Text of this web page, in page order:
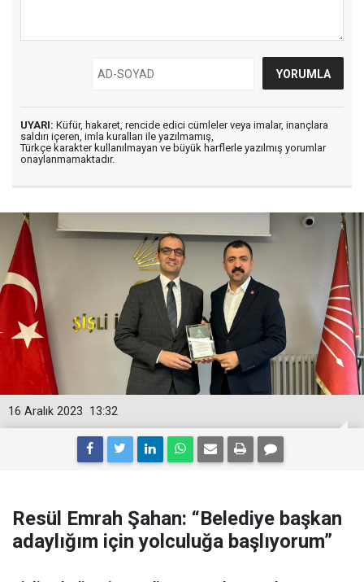
UYARI: Küfür, hakaret, rencide edici cümleler veya imalar, inançlara
saldırı içeren, imla kuralları ile yazılmamış,
Türkçe karakter kullanılmayan ve büyük harflerle yazılmış yorumlar
onaylanmamaktadır.
13:32
16 Aralık 2023
Resül Emrah Şahan: “Belediye başkan
adaylığım için yolculuğa başlıyorum”